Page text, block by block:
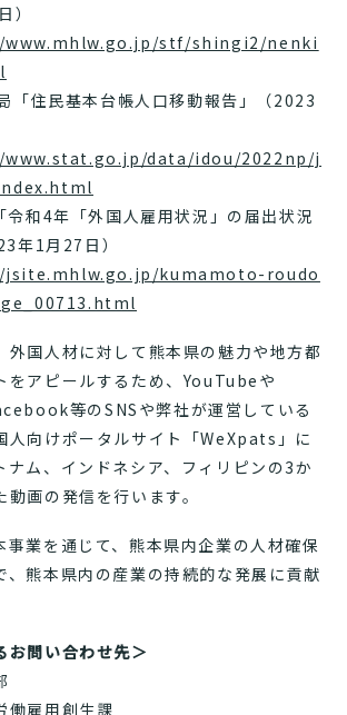
）
stf/shingi2/nenki
「住民基本台帳人口移動報告」（2023
data/idou/2022np/j
和4年「外国人雇用状況」の届出状況
年1月27日）
kumamoto-roudo
外国人材に対して熊本県の魅力や地方都
をアピールするため、YouTubeや
等のSNSや弊社が運営している
人向けポータルサイト「WeXpats」に
ナム、インドネシア、フィリピンの3か
画の発信を行います。
事業を通じて、熊本県内企業の人材確保
、熊本県内の産業の持続的な発展に貢献
お問い合わせ先＞
働雇用創生課